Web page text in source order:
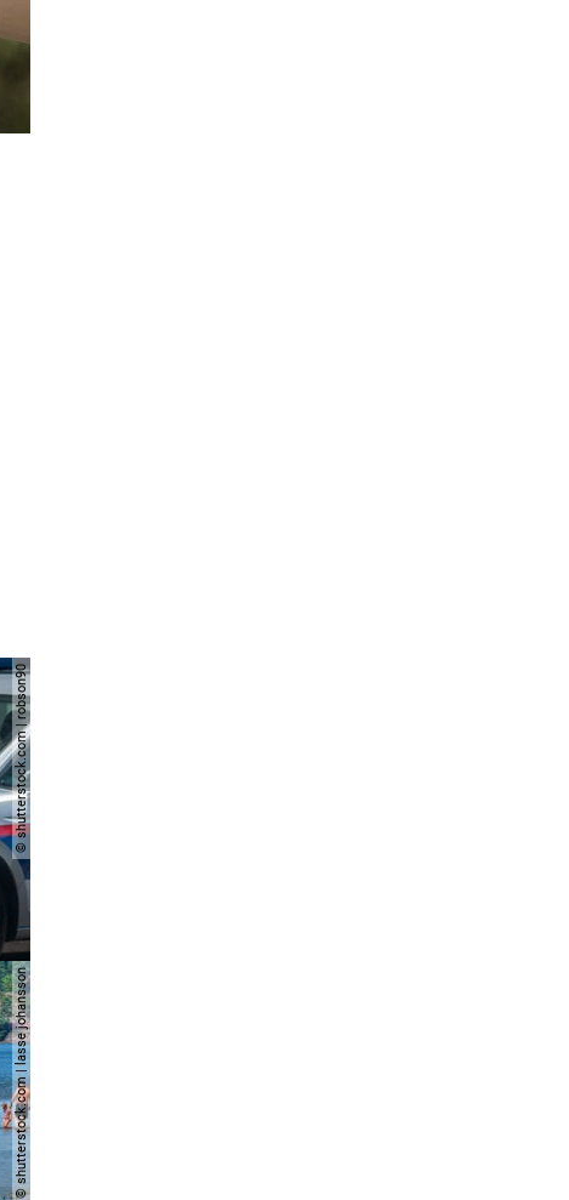
© shutterstock.com | robson90
© shutterstock.com | lasse johansson